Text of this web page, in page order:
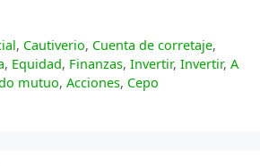
, Cautiverio, Cuenta de corretaje,
, Equidad, Finanzas, Invertir, Invertir, A
mutuo, Acciones, Cepo